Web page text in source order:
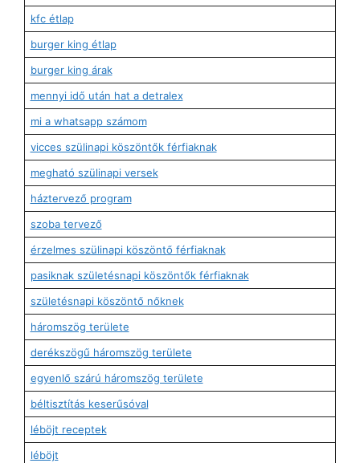
kfc étlap
burger king étlap
burger king árak
mennyi idő után hat a detralex
mi a whatsapp számom
vicces szülinapi köszöntők férfiaknak
megható szülinapi versek
háztervező program
szoba tervező
érzelmes szülinapi köszöntő férfiaknak
pasiknak születésnapi köszöntők férfiaknak
születésnapi köszöntő nőknek
háromszög területe
derékszögű háromszög területe
egyenlő szárú háromszög területe
béltisztítás keserűsóval
léböjt receptek
léböjt